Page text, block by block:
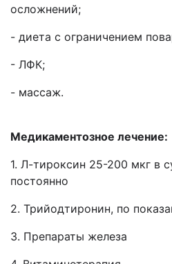
осложнений;
- диета с ограничением
- ЛФК;
- массаж.
Медикаментозное лечение:
1. Л-тироксин 25-200 мкг в
постоянно
2. Трийодтиронин, по
3. Препараты железа